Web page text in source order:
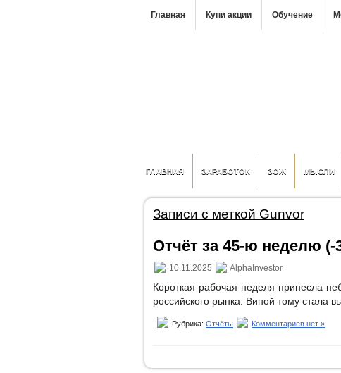
Главная Купи акции Обучение
ГЛАВНАЯ ЗАРАБОТОК ЗОЖ МЫСЛИ
Записи с меткой Gunvor
Отчёт за 45-ю неделю (-
10.11.2025 AlphaInvestor
Короткая рабочая неделя принесла
российского рынка. Виной тому стала
Рубрика: Отчёты Комментариев нет »